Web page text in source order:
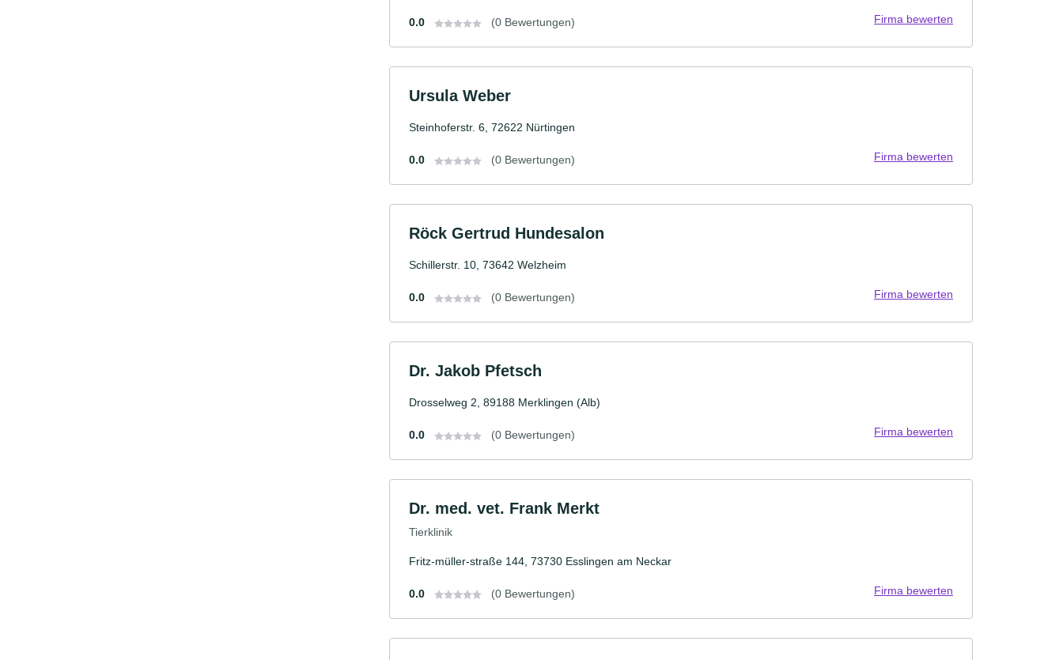
0.0 (0 Bewertungen) Firma bewerten
Ursula Weber
Steinhoferstr. 6, 72622 Nürtingen
0.0 (0 Bewertungen) Firma bewerten
Röck Gertrud Hundesalon
Schillerstr. 10, 73642 Welzheim
0.0 (0 Bewertungen) Firma bewerten
Dr. Jakob Pfetsch
Drosselweg 2, 89188 Merklingen (Alb)
0.0 (0 Bewertungen) Firma bewerten
Dr. med. vet. Frank Merkt
Tierklinik
Fritz-müller-straße 144, 73730 Esslingen am Neckar
0.0 (0 Bewertungen) Firma bewerten